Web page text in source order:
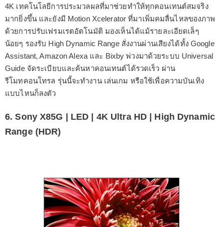
4K เทคโนโลยีการประมวลผลที่มาช่วยทำให้ทุกคอนเทนต์สมจริง
มากยิ่งขึ้น และยังมี Motion Xcelerator ที่มาเพิ่มคมลื่นไหลของภาพ
ด้วยการปรับเฟรมเรตอัตโนมัติ มองเห็นได้แม้รายละเอียดเล็ๆ
น้อยๆ รองรับ High Dynamic Range สั่งงานผ่านเสียงได้ทั้ง Google
Assistant, Amazon Alexa และ Bixby พ่วงมาด้วยระบบ Universal
Guide จัดระเบียบและค้นหาคอนเทนต์ได้รวดเร็ว ผ่าน
รีโมทคอนโทรล รุ่นนี้จะทำงาน เล่นเกม หรือใช้เพื่อความบันเทิง
แบบไหนก็ลงตัว
6. Sony X85G | LED | 4K Ultra HD | High Dynamic
Range (HDR)